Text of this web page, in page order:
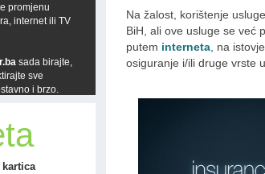
promjenu
internet ili TV
sada birajte,
sve
i brzo.
Na žalost, korištenje
BiH, ali ove usluge se već
putem interneta , na
osiguranje i/ili druge vrste